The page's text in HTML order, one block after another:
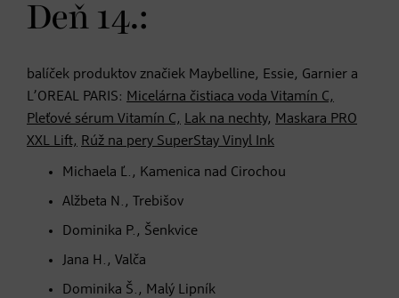
Deň 14.:
balíček produktov značiek Maybelline, Essie, Garnier a
L’OREAL PARIS: Micelárna čistiaca voda Vitamín C,
Pleťové sérum Vitamín C, Lak na nechty, Maskara PRO
XXL Lift, Rúž na pery SuperStay Vinyl Ink
Michaela Ľ., Kamenica nad Cirochou
Alžbeta N., Trebišov
Dominika P., Šenkvice
Jana H., Valča
Dominika Š., Malý Lipník